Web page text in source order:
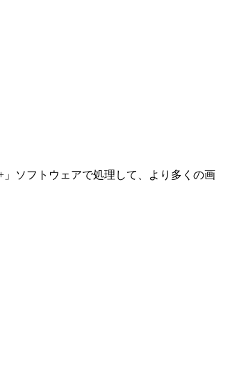
ソフトウェアで処理して、より多くの画